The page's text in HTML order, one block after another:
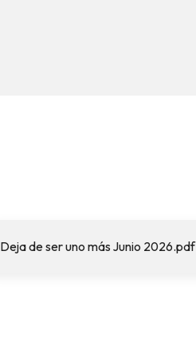
Deja de ser uno más Junio 2026.pdf